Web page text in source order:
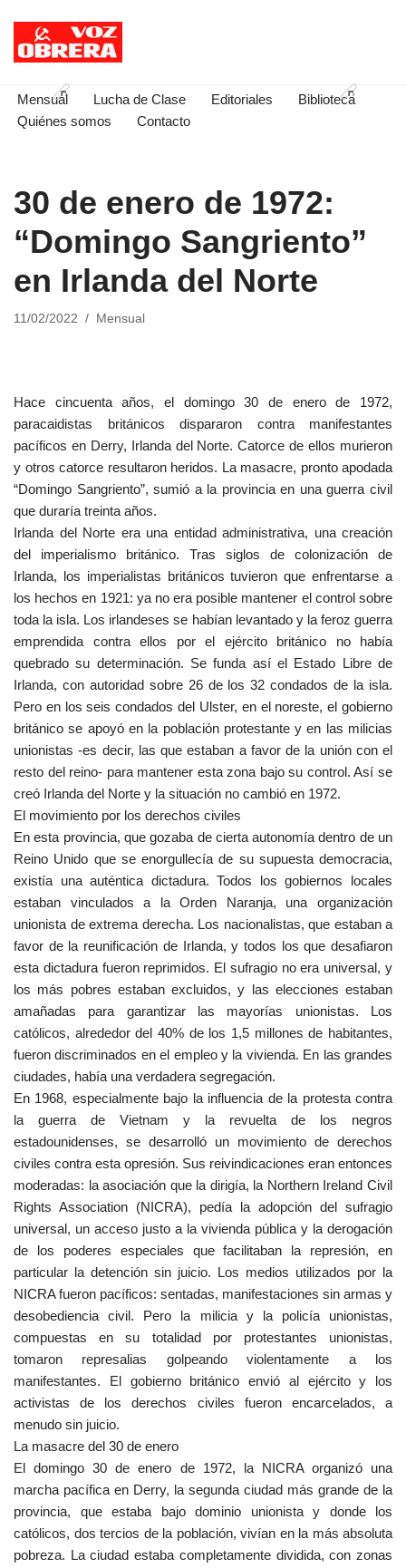
Saltar
contenido
Mensual Lucha de Clase Editoriales
Biblioteca
Quiénes somos
Contacto
30 de enero de 1972:
“Domingo Sangriento”
en Irlanda del Norte
11/02/2022 Mensual
Hace cincuenta años, el domingo 30 de enero de 1972,
paracaidistas británicos dispararon contra manifestantes
pacíficos en Derry, Irlanda del Norte. Catorce de ellos murieron
y otros catorce resultaron heridos. La masacre, pronto apodada
“Domingo Sangriento”, sumió a la provincia en una guerra civil
que duraría treinta años.
Irlanda del Norte era una entidad administrativa, una creación
del imperialismo británico. Tras siglos de colonización de
Irlanda, los imperialistas británicos tuvieron que enfrentarse a
los hechos en 1921: ya no era posible mantener el control sobre
toda la isla. Los irlandeses se habían levantado y la feroz guerra
emprendida contra ellos por el ejército británico no había
quebrado su determinación. Se funda así el Estado Libre de
Irlanda, con autoridad sobre 26 de los 32 condados de la isla.
Pero en los seis condados del Ulster, en el noreste, el gobierno
británico se apoyó en la población protestante y en las milicias
unionistas -es decir, las que estaban a favor de la unión con el
resto del reino- para mantener esta zona bajo su control. Así se
creó Irlanda del Norte y la situación no cambió en 1972.
El movimiento por los derechos civiles
En esta provincia, que gozaba de cierta autonomía dentro de un
Reino Unido que se enorgullecía de su supuesta democracia,
existía una auténtica dictadura. Todos los gobiernos locales
estaban vinculados a la Orden Naranja, una organización
unionista de extrema derecha. Los nacionalistas, que estaban a
favor de la reunificación de Irlanda, y todos los que desafiaron
esta dictadura fueron reprimidos. El sufragio no era universal, y
los más pobres estaban excluidos, y las elecciones estaban
amañadas para garantizar las mayorías unionistas. Los
católicos, alrededor del 40% de los 1,5 millones de habitantes,
fueron discriminados en el empleo y la vivienda. En las grandes
ciudades, había una verdadera segregación.
En 1968, especialmente bajo la influencia de la protesta contra
la guerra de Vietnam y la revuelta de los negros
estadounidenses, se desarrolló un movimiento de derechos
civiles contra esta opresión. Sus reivindicaciones eran entonces
moderadas: la asociación que la dirigía, la Northern Ireland Civil
Rights Association (NICRA), pedía la adopción del sufragio
universal, un acceso justo a la vivienda pública y la derogación
de los poderes especiales que facilitaban la represión, en
particular la detención sin juicio. Los medios utilizados por la
NICRA fueron pacíficos: sentadas, manifestaciones sin armas y
desobediencia civil. Pero la milicia y la policía unionistas,
compuestas en su totalidad por protestantes unionistas,
tomaron represalias golpeando violentamente a los
manifestantes. El gobierno británico envió al ejército y los
activistas de los derechos civiles fueron encarcelados, a
menudo sin juicio.
La masacre del 30 de enero
El domingo 30 de enero de 1972, la NICRA organizó una
marcha pacífica en Derry, la segunda ciudad más grande de la
provincia, que estaba bajo dominio unionista y donde los
católicos, dos tercios de la población, vivían en la más absoluta
pobreza. La ciudad estaba completamente dividida, con zonas